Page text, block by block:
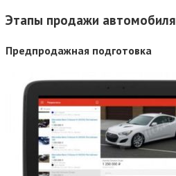
Этапы продажи автомобиля
Предпродажная подготовка